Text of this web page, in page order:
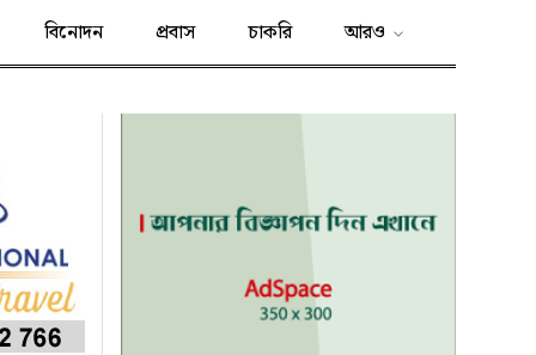
বিনোদন প্রবাস চাকরি আরও